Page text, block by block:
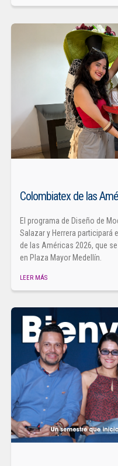
Colombiatex de las
El programa de Diseño de
Salazar y Herrera participará
de las Américas 2026, que
en Plaza Mayor Medellín.
LEER MÁS